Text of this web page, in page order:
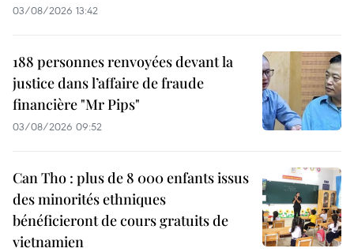
03/08/2026 13:42
188 personnes renvoyées devant la
justice dans l’affaire de fraude
financière "Mr Pips"
03/08/2026 09:52
Can Tho : plus de 8 000 enfants issus
des minorités ethniques
bénéficieront de cours gratuits de
vietnamien